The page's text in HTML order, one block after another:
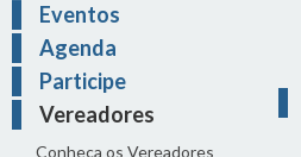
Eventos
Agenda
Participe
Vereadores
Conheça os Vereadores